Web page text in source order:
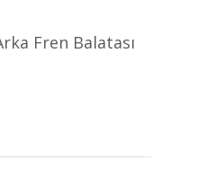
Fren Balatası